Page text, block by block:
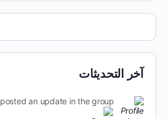
آخر التحديثات
posted an update in the group